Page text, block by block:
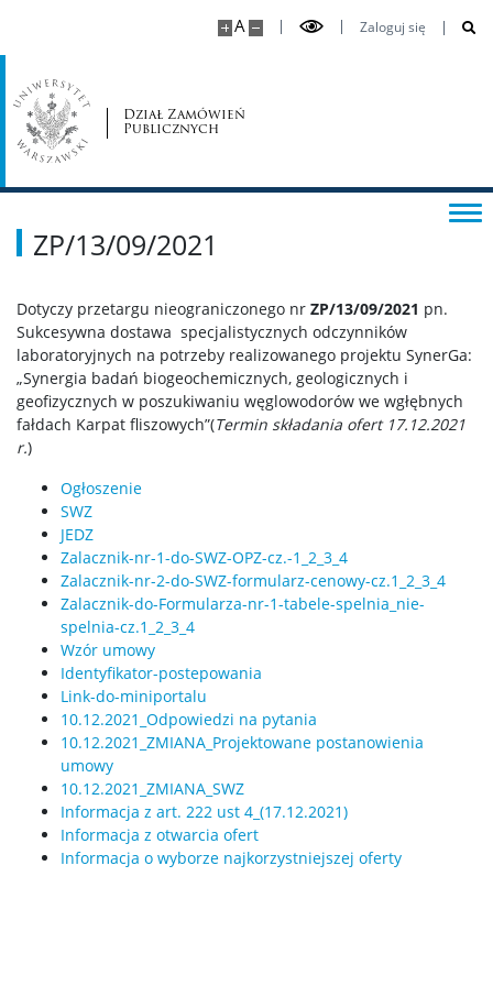
A Zaloguj się
Dział Zamówień
Publicznych
Prowizorium planu 2026
ZESPÓŁ
ZP/13/09/2021
Dotyczy przetargu nieograniczonego nr ZP/13/09/2021 pn.
Sukcesywna dostawa specjalistycznych odczynników
laboratoryjnych na potrzeby realizowanego projektu SynerGa:
„Synergia badań biogeochemicznych, geologicznych i
geofizycznych w poszukiwaniu węglowodorów we wgłębnych
fałdach Karpat fliszowych”(Termin składania ofert 17.12.2021
r.)
Ogłoszenie
SWZ
JEDZ
Zalacznik-nr-1-do-SWZ-OPZ-cz.-1_2_3_4
Zalacznik-nr-2-do-SWZ-formularz-cenowy-cz.1_2_3_4
Zalacznik-do-Formularza-nr-1-tabele-spelnia_nie-
spelnia-cz.1_2_3_4
Wzór umowy
Identyfikator-postepowania
Link-do-miniportalu
10.12.2021_Odpowiedzi na pytania
10.12.2021_ZMIANA_Projektowane postanowienia
umowy
10.12.2021_ZMIANA_SWZ
Informacja z art. 222 ust 4_(17.12.2021)
Informacja z otwarcia ofert
Informacja o wyborze najkorzystniejszej oferty